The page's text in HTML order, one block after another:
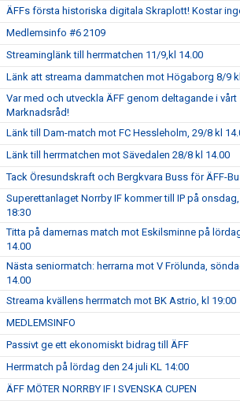
ÄFFs första historiska digitala Skraplott! Kostar
Medlemsinfo #6 2109
Streaminglänk till herrmatchen 11/9,kl 14.00
Länk att streama dammatchen mot Högaborg 8/9
Var med och utveckla ÄFF genom deltagande i vårt
Marknadsråd!
Länk till Dam-match mot FC Hessleholm, 29/8 kl
Länk till herrmatchen mot Sävedalen 28/8 kl 14.00
Tack Öresundskraft och Bergkvara Buss för ÄFF-
Superettanlaget Norrby IF kommer till IP på onsdag,
18:30
Titta på damernas match mot Eskilsminne på
14.00
Nästa seniormatch: herrarna mot V Frölunda,
14.00
Streama kvällens herrmatch mot BK Astrio, kl 19:00
MEDLEMSINFO
Passivt ge ett ekonomiskt bidrag till ÄFF
Herrmatch på lördag den 24 juli KL 14:00
ÄFF MÖTER NORRBY IF I SVENSKA CUPEN